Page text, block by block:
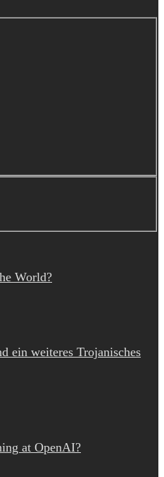
World?
ein weiteres Trojanisches
at OpenAI?